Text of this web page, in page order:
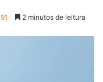
2 minutos de leitura